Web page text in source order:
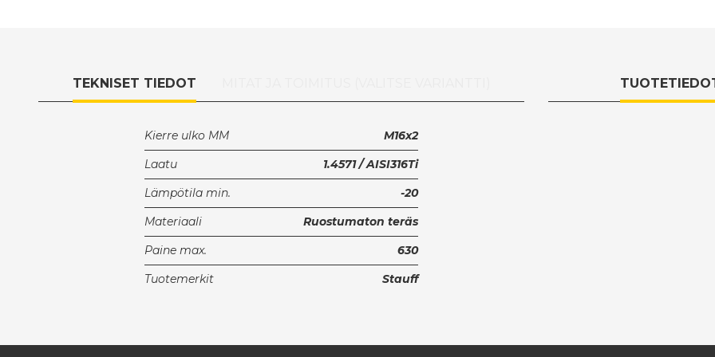
TEKNISET TIEDOT
Kierre ulko MM
M16x2
Laatu
1.4571 / AISI316Ti
Lämpötila min.
-20
Materiaali
Ruostumaton teräs
Paine max.
630
Tuotemerkit
Stauff